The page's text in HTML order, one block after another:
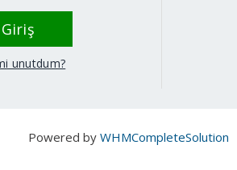
unutdum?
Powered by WHMCompleteSolution